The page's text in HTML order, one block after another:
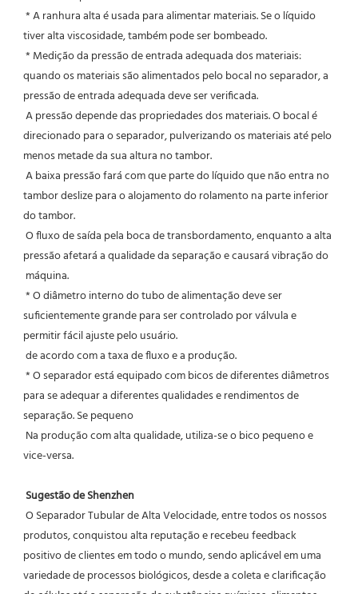
tiver alta viscosidade, também pode ser bombeado.
quando os materiais são alimentados pelo bocal no separador, a
pressão de entrada adequada deve ser verificada.
direcionado para o separador, pulverizando os materiais até pelo
menos metade da sua altura no tambor.
tambor deslize para o alojamento do rolamento na parte inferior
do tambor.
pressão afetará a qualidade da separação e causará vibração do
máquina.
suficientemente grande para ser controlado por válvula e
permitir fácil ajuste pelo usuário.
de acordo com a taxa de fluxo e a produção.
para se adequar a diferentes qualidades e rendimentos de
separação. Se pequeno
vice-versa.
Sugestão de Shenzhen
produtos, conquistou alta reputação e recebeu feedback
positivo de clientes em todo o mundo, sendo aplicável em uma
variedade de processos biológicos, desde a coleta e clarificação